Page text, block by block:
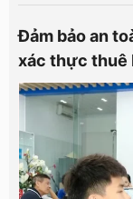
Đảm bảo an
xác thực thuê